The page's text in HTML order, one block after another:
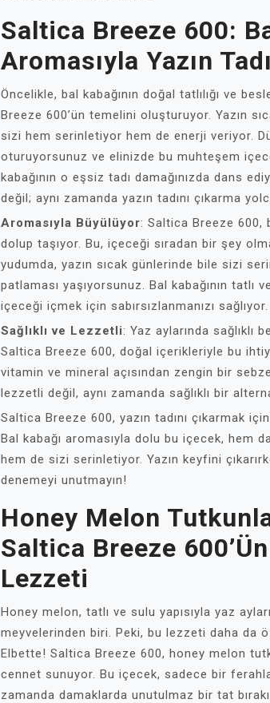
Saltica Breeze 600:
Aromasıyla Yazın
Öncelikle, bal kabağının doğal tatlılığı ve
Breeze 600’ün temelini oluşturuyor. Yazın
sizi hem serinletiyor hem de enerji veriyor.
oturuyorsunuz ve elinizde bu muhteşem
kabağının o eşsiz tadı damağınızda dans
değil; aynı zamanda yazın tadını çıkarma
Aromasıyla Büyülüyor: Saltica Breeze 600,
dolup taşıyor. Bu, içeceği sıradan bir şey
yudumda, yazın sıcak günlerinde bile sizi
patlaması yaşıyorsunuz. Bal kabağının tatlı
içeceği içmek için sabırsızlanmanızı sağlıyor.
Sağlıklı ve Lezzetli: Yaz aylarında sağlıklı
Saltica Breeze 600, doğal içerikleriyle bu
vitamin ve mineral açısından zengin bir
lezzetli değil, aynı zamanda sağlıklı bir
Saltica Breeze 600, yazın tadını çıkarmak
Bal kabağı aromasıyla dolu bu içecek, hem
hem de sizi serinletiyor. Yazın keyfini
denemeyi unutmayın!
Honey Melon
Saltica Breeze
Lezzeti
Honey melon, tatlı ve sulu yapısıyla yaz
meyvelerinden biri. Peki, bu lezzeti daha da
Elbette! Saltica Breeze 600, honey melon
cennet sunuyor. Bu içecek, sadece bir
zamanda damaklarda unutulmaz bir tat